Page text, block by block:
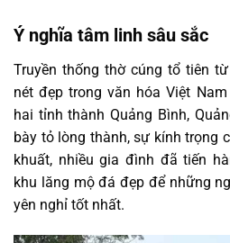
Ý nghĩa tâm linh sâu sắc
Truyền thống thờ cúng tổ tiên
nét đẹp trong văn hóa Việt
hai tỉnh thành Quảng Bình,
bày tỏ lòng thành, sự kính trọng
khuất, nhiều gia đình đã tiến
khu lăng mộ đá đẹp để những
yên nghỉ tốt nhất.